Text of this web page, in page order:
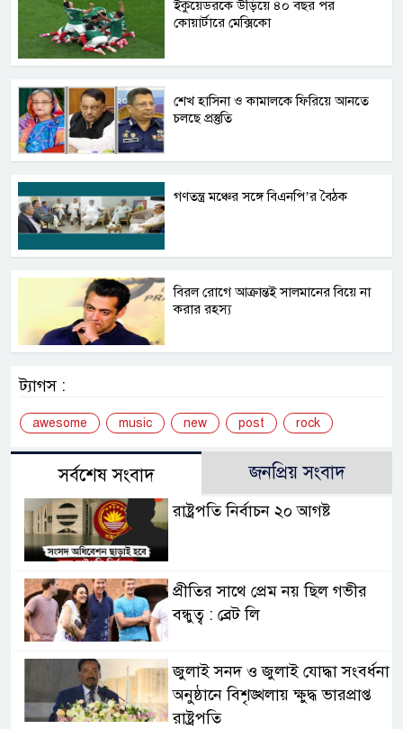
ইকুয়েডরকে উড়িয়ে ৪০ বছর পর
কোয়ার্টারে মেক্সিকো
শেখ হাসিনা ও কামালকে ফিরিয়ে আনতে
চলছে প্রস্তুতি
গণতন্ত্র মঞ্চের সঙ্গে বিএনপি’র বৈঠক
বিরল রোগে আক্রান্তই সালমানের বিয়ে না
করার রহস্য
ট্যাগস :
awesome music new post rock
সর্বশেষ সংবাদ জনপ্রিয় সংবাদ
রাষ্ট্রপতি নির্বাচন ২০ আগষ্ট
প্রীতির সাথে প্রেম নয় ছিল গভীর
বন্ধুত্ব : ব্রেট লি
জুলাই সনদ ও জুলাই যোদ্ধা সংবর্ধনা
অনুষ্ঠানে বিশৃঙ্খলায় ক্ষুদ্ধ ভারপ্রাপ্ত
রাষ্ট্রপতি